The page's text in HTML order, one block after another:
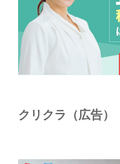
クリクラ（広告）